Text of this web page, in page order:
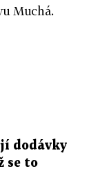
Muchá.
dodávky
se to